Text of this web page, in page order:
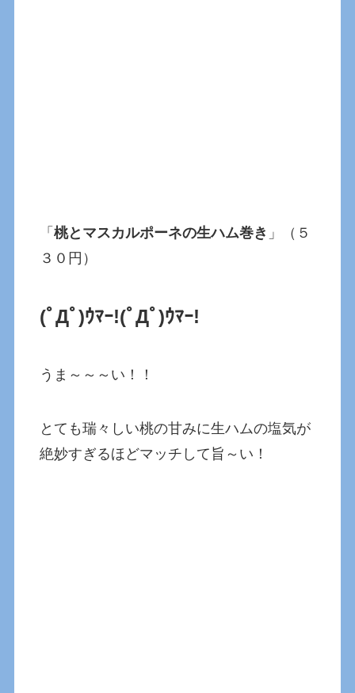
「桃とマスカルポーネの生ハム巻き 」（５
３０円）
(ﾟДﾟ)ｳﾏｰ!(ﾟДﾟ)ｳﾏｰ!
うま～～～い！！
とても瑞々しい桃の甘みに生ハムの塩気が
絶妙すぎるほどマッチして旨～い！